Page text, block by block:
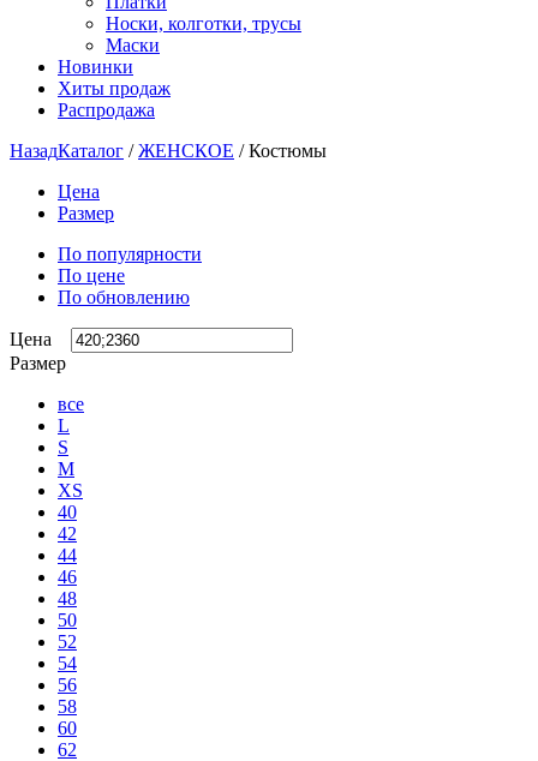
Носки, колготки, трусы
Маски
Новинки
Хиты продаж
Распродажа
НазадКаталог /ЖЕНСКОЕ /Костюмы
Цена
Размер
По популярности
По цене
По обновлению
Цена
Размер
все
L
S
M
XS
40
42
44
46
48
50
52
54
56
58
60
62